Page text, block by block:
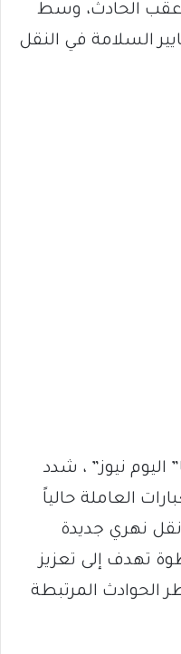
عقب الحادث، وسط
السلامة في النقل
نيوز” ، شدد
العاملة حالياً
نهري جديدة
تهدف إلى تعزيز
الحوادث المرتبطة